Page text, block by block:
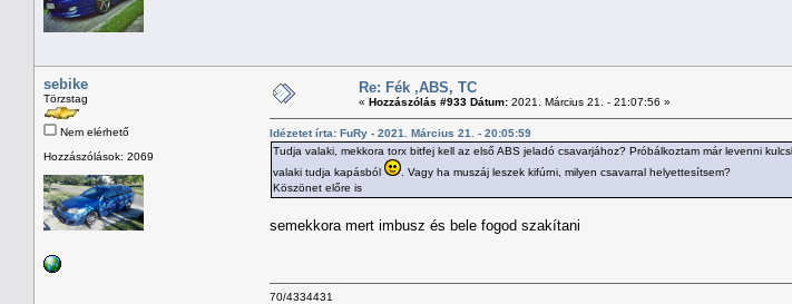
sebike
Törzstag
Nem elérhető
Hozzászólások: 2069
Re: Fék ,ABS, TC
« Hozzászólás #933 Dátum: 2021. Március 21. - 21:07:56 »
Idézetet írta: FuRy - 2021. Március 21. - 20:05:59
Tudja valaki, mekkora torx bitfej kell az első ABS jeladó csavarjához? Próbálkoztam már levenni
valaki tudja kapásból
. Vagy ha muszáj leszek kifúrni, milyen csavarral helyettesítsem?
Köszönet előre is
semekkora mert imbusz és bele fogod szakítani
70/4334431